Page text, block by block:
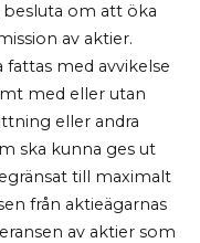
besluta om att öka
av aktier.
fattas med avvikelse
med eller utan
eller andra
ska kunna ges ut
till maximalt
från aktieägarnas
av aktier som